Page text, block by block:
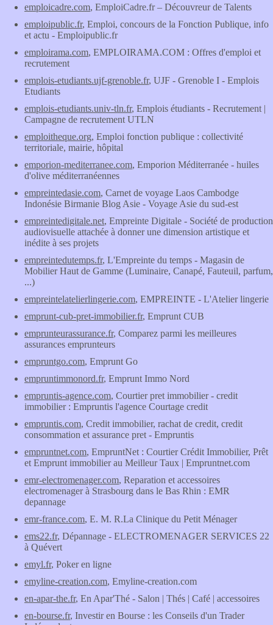
emploicadre.com, EmploiCadre.fr – Découvreur de Talents
emploipublic.fr, Emploi, concours de la Fonction Publique, info
et actu - Emploipublic.fr
emploirama.com, EMPLOIRAMA.COM : Offres d'emploi et
recrutement
emplois-etudiants.ujf-grenoble.fr, UJF - Grenoble I - Emplois
Etudiants
emplois-etudiants.univ-tln.fr, Emplois étudiants - Recrutement |
Campagne de recrutement UTLN
emploitheque.org, Emploi fonction publique : collectivité
territoriale, mairie, hôpital
emporion-mediterranee.com, Emporion Méditerranée - huiles
d'olive méditerranéennes
empreintedasie.com, Carnet de voyage Laos Cambodge
Indonésie Birmanie Blog Asie - Voyage Asie du sud-est
empreintedigitale.net, Empreinte Digitale - Société de production
audiovisuelle attachée à donner une dimension artistique et
inédite à ses projets
empreintedutemps.fr, L'Empreinte du temps - Magasin de
Mobilier Haut de Gamme (Luminaire, Canapé, Fauteuil, parfum,
...)
empreintelatelierlingerie.com, EMPREINTE - L'Atelier lingerie
emprunt-cub-pret-immobilier.fr, Emprunt CUB
emprunteurassurance.fr, Comparez parmi les meilleures
assurances emprunteurs
empruntgo.com, Emprunt Go
empruntimmonord.fr, Emprunt Immo Nord
empruntis-agence.com, Courtier pret immobilier - credit
immobilier : Empruntis l'agence Courtage credit
empruntis.com, Credit immobilier, rachat de credit, credit
consommation et assurance pret - Empruntis
empruntnet.com, EmpruntNet : Courtier Crédit Immobilier, Prêt
et Emprunt immobilier au Meilleur Taux | Empruntnet.com
emr-electromenager.com, Reparation et accessoires
electromenager à Strasbourg dans le Bas Rhin : EMR
depannage
emr-france.com, E. M. R.La Clinique du Petit Ménager
ems22.fr, Dépannage - ELECTROMENAGER SERVICES 22
à Quévert
emyl.fr, Poker en ligne
emyline-creation.com, Emyline-creation.com
en-apar-the.fr, En Apar'Thé - Salon | Thés | Café | accessoires
en-bourse.fr, Investir en Bourse : les Conseils d'un Trader